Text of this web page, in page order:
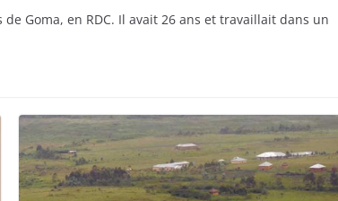
Goma, en RDC. Il avait 26 ans et travaillait dans un